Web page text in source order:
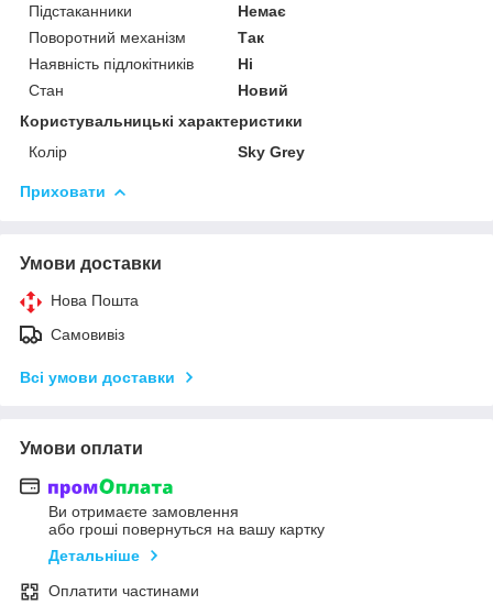
Підстаканники
Немає
Поворотний механізм
Так
Наявність підлокітників
Ні
Стан
Новий
Користувальницькі характеристики
Колір
Sky Grey
Приховати
Умови доставки
Нова Пошта
Самовивіз
Всі умови доставки
Умови оплати
Ви отримаєте замовлення
або гроші повернуться на вашу картку
Детальніше
Оплатити частинами